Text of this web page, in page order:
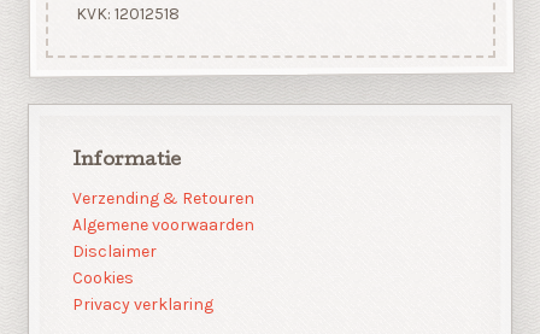
KVK: 12012518
Informatie
Verzending & Retouren
Algemene voorwaarden
Disclaimer
Cookies
Privacy verklaring